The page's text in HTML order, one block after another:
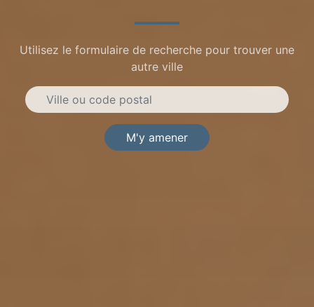
Utilisez le formulaire de recherche pour trouver une
autre ville
M'y amener